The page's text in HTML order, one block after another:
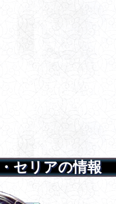
セリアの情報